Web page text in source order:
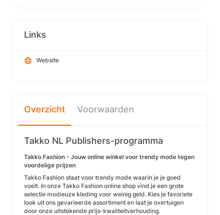
Links
Website
Overzicht Voorwaarden
Takko NL Publishers-programma
Takko Fashion - Jouw online winkel voor trendy mode tegen
voordelige prijzen
Takko Fashion staat voor trendy mode waarin je je goed
voelt. In onze Takko Fashion online shop vind je een grote
selectie modieuze kleding voor weinig geld. Kies je favoriete
look uit ons gevarieerde assortiment en laat je overtuigen
door onze uitstekende prijs-kwaliteitverhouding.